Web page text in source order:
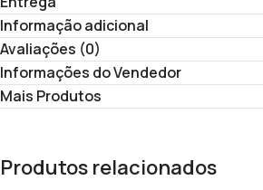
Informação adicional
Avaliações (0)
Informações do Vendedor
Mais Produtos
Produtos relacionados